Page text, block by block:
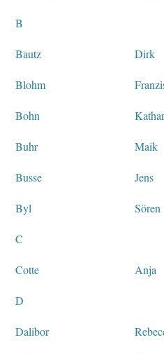
B
Bautz Dirk
Blohm
Bohn
Buhr Maik
Busse Jens
Byl Sören
C
Cotte Anja
D
Dalibor